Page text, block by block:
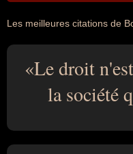
Les meilleures citations de
Le droit
la société